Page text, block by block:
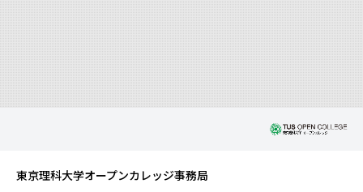
東京理科大学オープンカレッジ事務局